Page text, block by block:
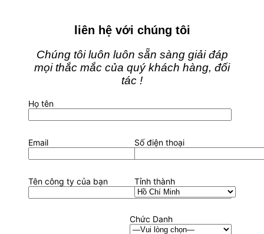
liên hệ với chúng tôi
Chúng tôi luôn luôn sẵn sàng giải đáp
mọi thắc mắc của quý khách hàng, đối
tác !
Họ tên
Email Số điện thoại
Tên công ty của bạn Tỉnh thành
Chức Danh